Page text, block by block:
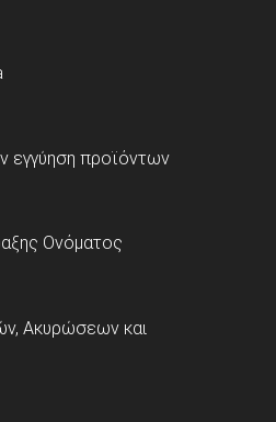
εγγύηση προϊόντων
Ονόματος
Ακυρώσεων και